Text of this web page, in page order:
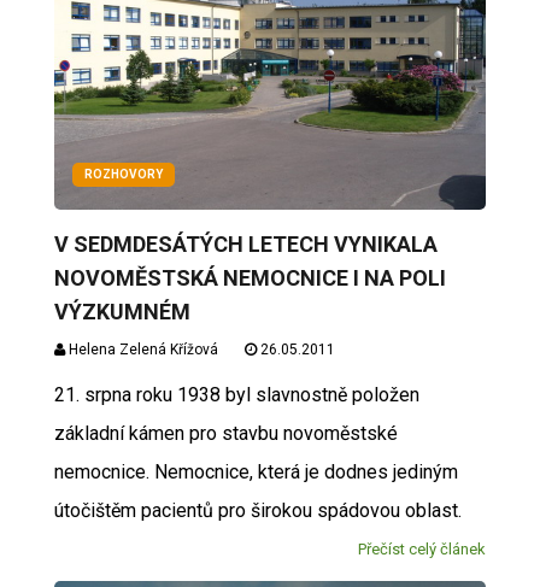
ROZHOVORY
V SEDMDESÁTÝCH LETECH VYNIKALA
NOVOMĚSTSKÁ NEMOCNICE I NA POLI
VÝZKUMNÉM
Helena Zelená Křížová 26.05.2011
21. srpna roku 1938 byl slavnostně položen
základní kámen pro stavbu novoměstské
nemocnice. Nemocnice, která je dodnes jediným
útočištěm pacientů pro širokou spádovou oblast.
Přečíst celý článek